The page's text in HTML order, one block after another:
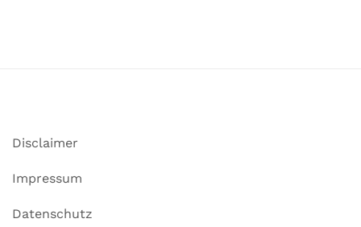
Disclaimer
Impressum
Datenschutz